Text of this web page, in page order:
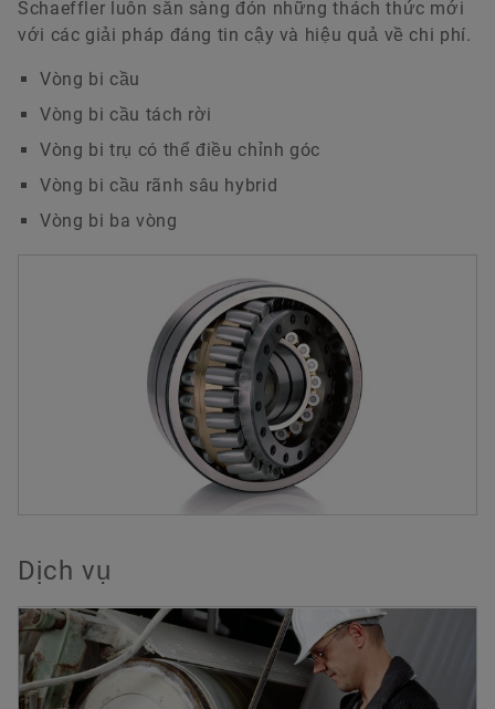
Schaeffler luôn sẵn sàng đón những thách thức mới
với các giải pháp đáng tin cậy và hiệu quả về chi phí.
Vòng bi cầu
Vòng bi cầu tách rời
Vòng bi trụ có thể điều chỉnh góc
Vòng bi cầu rãnh sâu hybrid
Vòng bi ba vòng
Dịch vụ